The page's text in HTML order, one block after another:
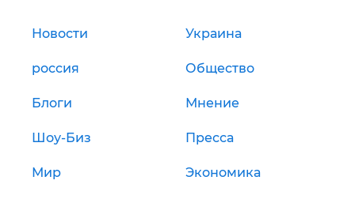
Новости Украина
россия Общество
Блоги Мнение
Шоу-Биз Пресса
Мир Экономика